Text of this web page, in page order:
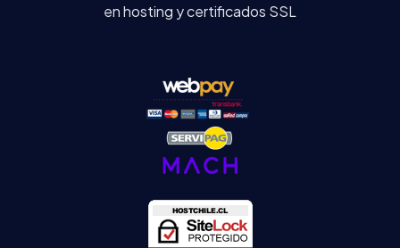
en hosting y certificados SSL